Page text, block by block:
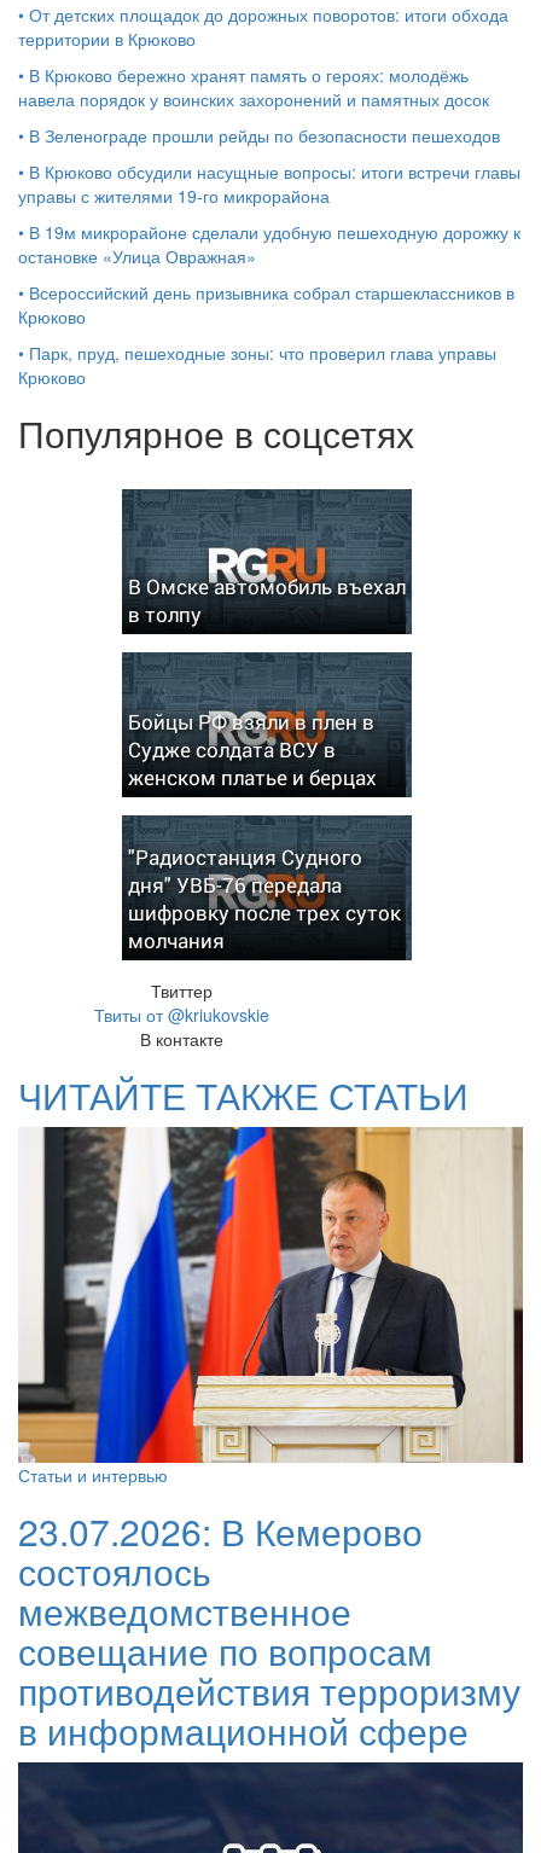
• От детских площадок до дорожных поворотов: итоги обхода
территории в Крюково
• В Крюково бережно хранят память о героях: молодёжь
навела порядок у воинских захоронений и памятных досок
• В Зеленограде прошли рейды по безопасности пешеходов
• В Крюково обсудили насущные вопросы: итоги встречи главы
управы с жителями 19‑го микрорайона
• В 19м микрорайоне сделали удобную пешеходную дорожку к
остановке «Улица Овражная»
• Всероссийский день призывника собрал старшеклассников в
Крюково
• Парк, пруд, пешеходные зоны: что проверил глава управы
Крюково
Популярное в соцсетях
В Омске автомобиль въехал
в толпу
Бойцы РФ взяли в плен в
Судже солдата ВСУ в
женском платье и берцах
"Радиостанция Судного
дня" УВБ-76 передала
шифровку после трех суток
молчания
Твиттер
Твиты от @kriukovskie
В контакте
ЧИТАЙТЕ ТАКЖЕ СТАТЬИ
Статьи и интервью
23.07.2026: В Кемерово
состоялось
межведомственное
совещание по вопросам
противодействия терроризму
в информационной сфере